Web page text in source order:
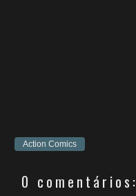
Action Comics
0 comentários: